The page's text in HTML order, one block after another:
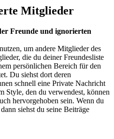
Mitglieder
Freunde und ignorierten
um andere Mitglieder des
die du deiner Freundesliste
persönlichen Bereich für den
Du siehst dort deren
schnell eine Private Nachricht
Style, den du verwendest, können
hervorgehoben sein. Wenn du
siehst du seine Beiträge